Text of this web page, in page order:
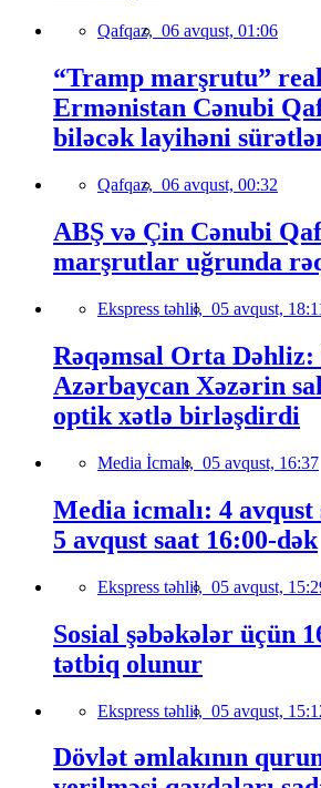
Qafqaz, 06 avqust, 01:06
“Tramp marşrutu”
Ermənistan Cənubi
biləcək layihəni
Qafqaz, 06 avqust, 00:32
ABŞ və Çin Cənubi
marşrutlar uğrunda
Ekspress təhlil, 05 avqust,
Rəqəmsal Orta Dəhliz:
Azərbaycan Xəzərin
optik xətlə birləşdirdi
Media İcmalı, 05 avqust, 16:37
Media icmalı: 4 avqust
5 avqust saat 16:00-dək
Ekspress təhlil, 05 avqust,
Sosial şəbəkələr üçün
tətbiq olunur
Ekspress təhlil, 05 avqust,
Dövlət əmlakının